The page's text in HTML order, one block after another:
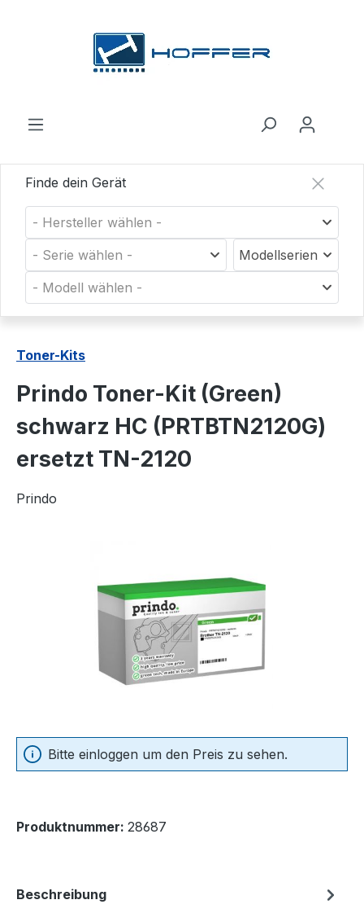
Finde dein Gerät
- Hersteller wählen -
- Serie wählen -
Modellserien
- Modell wählen -
Toner-Kits
Prindo Toner-Kit (Green)
schwarz HC (PRTBTN2120G)
ersetzt TN-2120
Prindo
Bitte einloggen um den Preis zu sehen.
Produktnummer: 28687
Beschreibung